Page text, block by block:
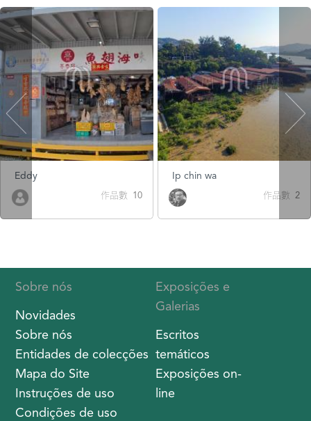
Eddy
作品數 10
Ip chin wa
作品數 2
Sobre nós
Novidades
Sobre nós
Entidades de colecções
Mapa do Site
Instruções de uso
Condições de uso
Exposições e
Galerias
Escritos
temáticos
Exposições on-
line